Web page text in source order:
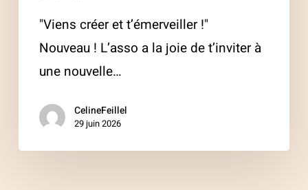
"Viens créer et t’émerveiller !"
Nouveau ! L’asso a la joie de t’inviter à
une nouvelle…
CelineFeillel
29 juin 2026